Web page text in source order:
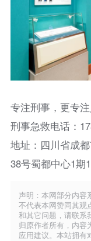
专注刑事，更专
刑事急救电话：
地址：四川省成
38号蜀都中心1期
声明：本网部分内容
不代表本网赞同其观
和其它问题，请联系
归原作者所有，内容
应用建议。本站拥有